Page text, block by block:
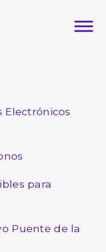
Electrónicos
para
Puente de la